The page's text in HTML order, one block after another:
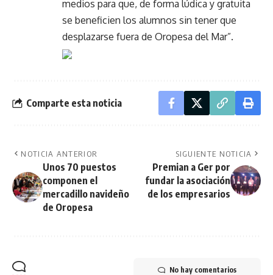
medios para que, de forma lúdica y gratuita
se beneficien los alumnos sin tener que
desplazarse fuera de Oropesa del Mar”.
Comparte esta noticia
NOTICIA ANTERIOR
Unos 70 puestos
componen el
mercadillo navideño
de Oropesa
SIGUIENTE NOTICIA
Premian a Ger por
fundar la asociación
de los empresarios
No hay comentarios